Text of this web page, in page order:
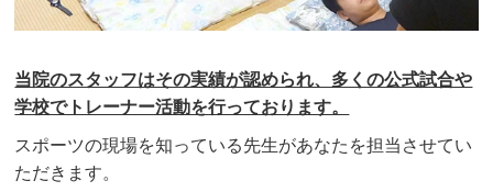
当院のスタッフはその実績が認められ、多くの公式試合や
学校でトレーナー活動を行っております。
スポーツの現場を知っている先生があなたを担当させてい
ただきます。